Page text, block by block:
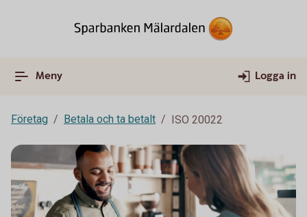
Meny Logga in
Företag Betala och ta betalt ISO 20022